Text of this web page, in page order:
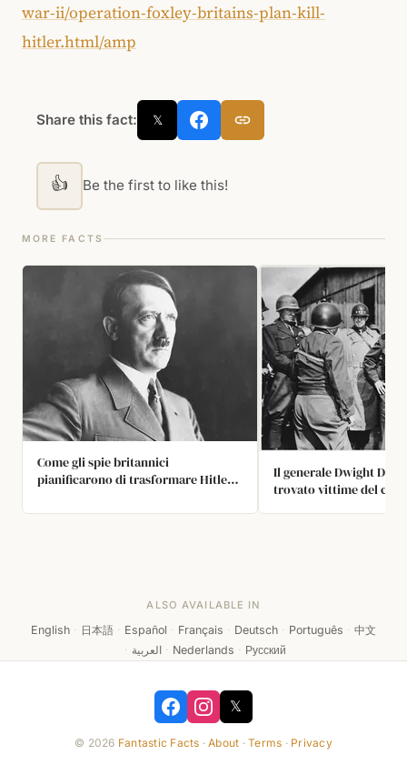
war-ii/operation-foxley-britains-plan-kill-
hitler.html/amp
Share this fact: 𝕏
👍 Be the first to like this!
MORE FACTS
Come gli spie britannici
pianificarono di trasformare Hitler
Il generale Dwight D.
trovato vittime del
ALSO AVAILABLE IN
English · 日本語 · Español · Français · Deutsch · Português · 中文
· العربية · Nederlands · Русский
𝕏
© 2026 Fantastic Facts ·About ·Terms · Privacy